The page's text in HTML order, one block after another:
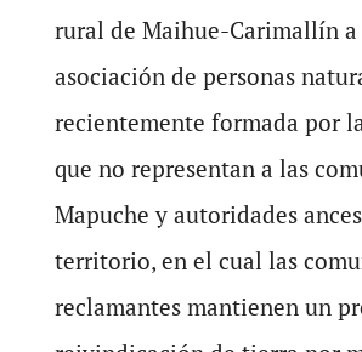
rural de Maihue-Carimallín a
asociación de personas
recientemente formada por
que no representan a las
Mapuche y autoridades
territorio, en el cual las
reclamantes mantienen un